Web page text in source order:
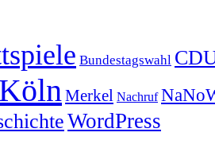
Bundestagswahl
Köln Merkel Nachruf
WordPress